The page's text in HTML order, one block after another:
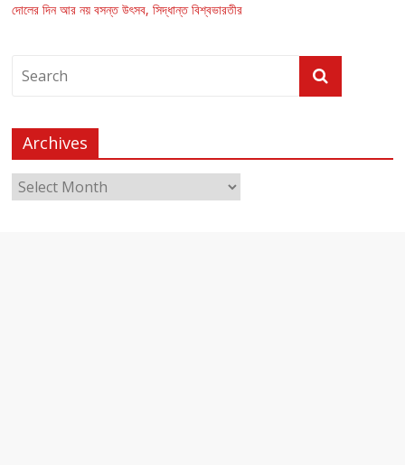
দোলের দিন আর নয় বসন্ত উৎসব, সিদ্ধান্ত বিশ্বভারতীর
Archives